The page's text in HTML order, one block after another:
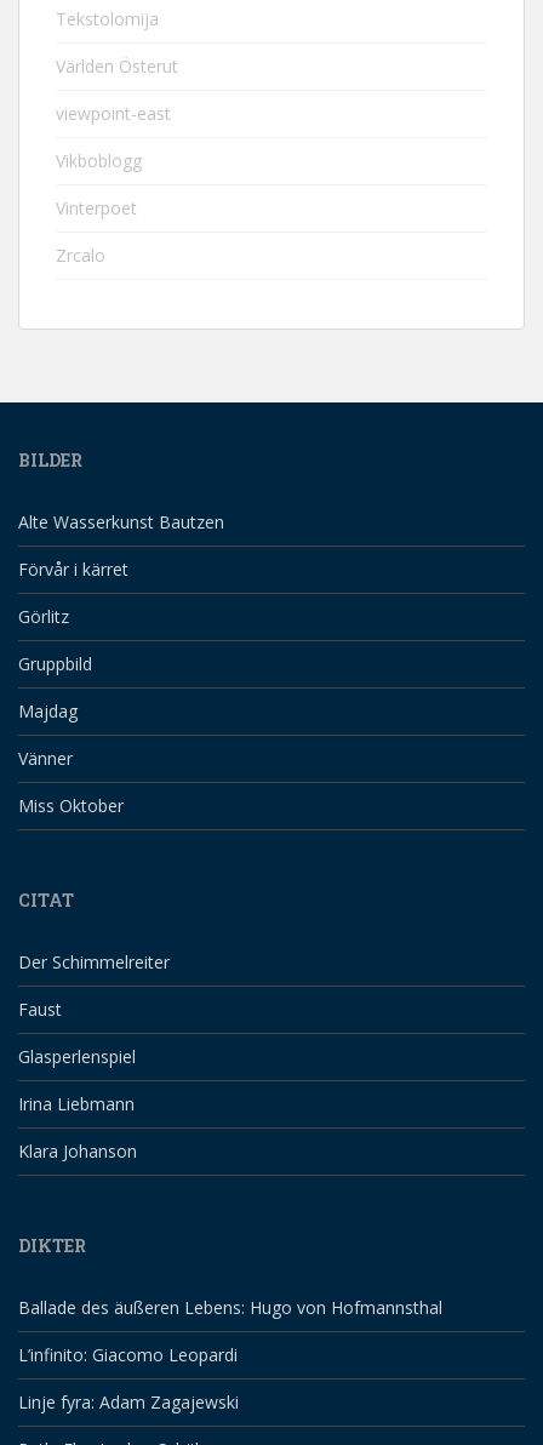
Tekstolomija
Världen Österut
viewpoint-east
Vikboblogg
Vinterpoet
Zrcalo
BILDER
Alte Wasserkunst Bautzen
Förvår i kärret
Görlitz
Gruppbild
Majdag
Vänner
Miss Oktober
CITAT
Der Schimmelreiter
Faust
Glasperlenspiel
Irina Liebmann
Klara Johanson
DIKTER
Ballade des äußeren Lebens: Hugo von Hofmannsthal
L’infinito: Giacomo Leopardi
Linje fyra: Adam Zagajewski